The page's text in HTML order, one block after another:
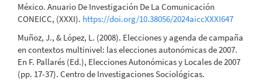
México. Anuario De Investigación De La Comunicación
CONEICC, (XXXI). https://doi.org/10.38056/2024aiccXXXI647
Muñoz, J., & López, L. (2008). Elecciones y agenda de campaña
en contextos multinivel: las elecciones autonómicas de 2007.
En F. Pallarés (Ed.), Elecciones Autonómicas y Locales de 2007
(pp. 17-37). Centro de Investigaciones Sociológicas.